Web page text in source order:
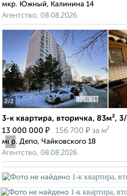
мкр. Южный, Калинина 14
Агентство, 08.08.2026
2/2
‹
3-к квартира, вторичка, 83м²,
13 000 000 ₽ 156 700 ₽ за м²
мкр. Депо, Чайковского 18
Агентство, 08.08.2026
‹